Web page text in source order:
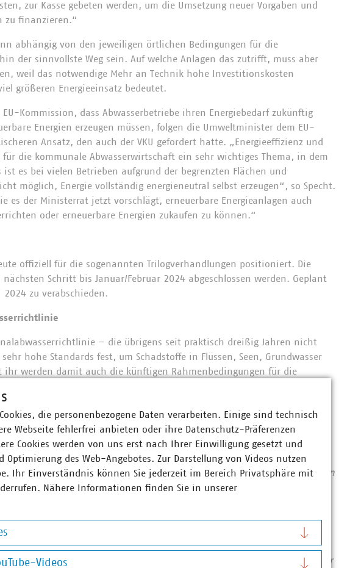
zur Kasse gebeten werden, um die Umsetzung neuer Vorgaben und
zu finanzieren.“
abhängig von den jeweiligen örtlichen Bedingungen für die
der sinnvollste Weg sein. Auf welche Anlagen das zutrifft, muss aber
weil das notwendige Mehr an Technik hohe Investitionskosten
größeren Energieeinsatz bedeutet.
EU-Kommission, dass Abwasserbetriebe ihren Energiebedarf zukünftig
Energien erzeugen müssen, folgen die Umweltminister dem EU-
Ansatz, den auch der VKU gefordert hatte. „Energieeffizienz und
für die kommunale Abwasserwirtschaft ein sehr wichtiges Thema, in dem
ist es bei vielen Betrieben aufgrund der begrenzten Flächen und
möglich, Energie vollständig energieneutral selbst erzeugen“, so Specht.
es der Ministerrat jetzt vorschlägt, erneuerbare Energieanlagen auch
oder erneuerbare Energien zukaufen zu können.“
offiziell für die sogenannten Trilogverhandlungen positioniert. Die
Schritt bis Januar/Februar 2024 abgeschlossen werden. Geplant
zu verabschieden.
– die übrigens seit praktisch dreißig Jahren nicht
hohe Standards fest, um Schadstoffe in Flüssen, Seen, Grundwasser
ihr werden damit auch die künftigen Rahmenbedingungen für die
e. V. (VKU) vertritt über 1.550 Stadtwerke und
in den Bereichen Energie, Wasser/Abwasser, Abfallwirtschaft
300.000 Beschäftigten wurden 2021 Umsatzerlöse von 141 Milliarden
17 Milliarden Euro investiert. Im Endkundensegment haben die VKU-
Marktanteile in zentralen Ver- und Entsorgungsbereichen: Strom 66
88 Prozent, Trinkwasser 89 Prozent, Abwasser 45 Prozent. Die
jeden Tag 31.500 Tonnen Abfall und hat seit 1990 rund 78 Prozent
– damit ist sie der Hidden Champion des Klimaschutzes. Immer mehr
sich im Breitbandausbau: 206 Unternehmen investieren pro Jahr über
die personenbezogene Daten verarbeiten. Einige sind technisch
Webseite fehlerfrei anbieten oder ihre Datenschutz-Präferenzen
Cookies werden von uns erst nach Ihrer Einwilligung gesetzt und
Optimierung des Web-Angebotes. Zur Darstellung von Videos nutzen
Ihr Einverständnis können Sie jederzeit im Bereich Privatsphäre mit
Nähere Informationen finden Sie in unserer
Videos